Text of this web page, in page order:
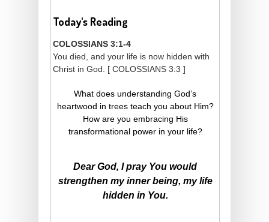
Today's Reading
COLOSSIANS 3:1-4
You died, and your life is now hidden with
Christ in God. [ COLOSSIANS 3:3 ]
What does understanding God’s
heartwood in trees teach you about Him?
How are you embracing His
transformational power in your life?
Dear God, I pray You would
strengthen my inner being, my life
hidden in You.